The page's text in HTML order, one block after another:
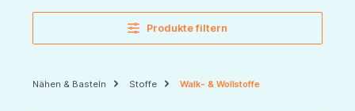
Produkte filtern
Nähen & Basteln Stoffe Walk- & Wollstoffe